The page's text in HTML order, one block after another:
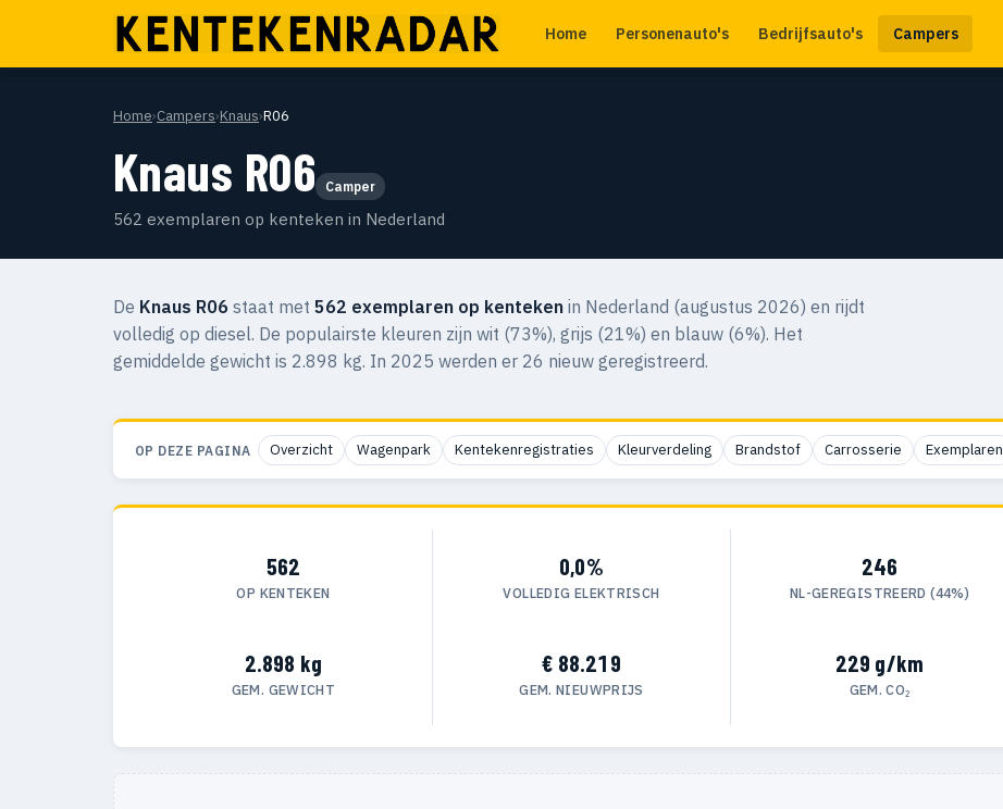
Home Personenauto's Bedrijfsauto's Campers
Home›Campers›Knaus›R06
Knaus R06 Camper
562 exemplaren op kenteken in Nederland
De Knaus R06 staat met 562 exemplaren op kenteken in Nederland (augustus 2026) en rijdt
volledig op diesel. De populairste kleuren zijn wit (73%), grijs (21%) en blauw (6%). Het
gemiddelde gewicht is 2.898 kg. In 2025 werden er 26 nieuw geregistreerd.
OP DEZE PAGINA Overzicht Wagenpark Kentekenregistraties Kleurverdeling Brandstof Carrosserie Exemplaren
562
OP KENTEKEN
0,0%
VOLLEDIG ELEKTRISCH
246
NL-GEREGISTREERD (44%)
2.898 kg
GEM. GEWICHT
€ 88.219
GEM. NIEUWPRIJS
229 g/km
GEM. CO₂